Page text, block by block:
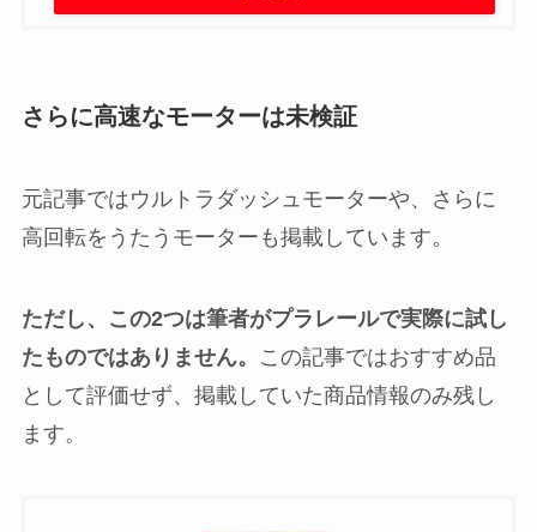
さらに高速なモーターは未検証
元記事ではウルトラダッシュモーターや、さらに
高回転をうたうモーターも掲載しています。
ただし、この2つは筆者がプラレールで実際に試し
たものではありません。
この記事ではおすすめ品
として評価せず、掲載していた商品情報のみ残し
ます。